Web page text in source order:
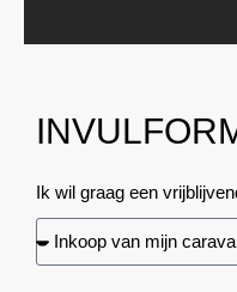
Ik wil graag een